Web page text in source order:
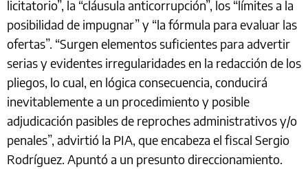
licitatorio”, la “cláusula anticorrupción”, los “límites a la
posibilidad de impugnar” y “la fórmula para evaluar las
ofertas”. “Surgen elementos suficientes para advertir
serias y evidentes irregularidades en la redacción de los
pliegos, lo cual, en lógica consecuencia, conducirá
inevitablemente a un procedimiento y posible
adjudicación pasibles de reproches administrativos y/o
penales”, advirtió la PIA, que encabeza el fiscal Sergio
Rodríguez. Apuntó a un presunto direccionamiento.